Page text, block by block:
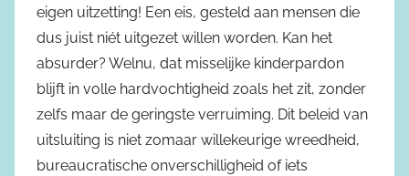
eigen uitzetting! Een eis, gesteld aan mensen die
dus juist niét uitgezet willen worden. Kan het
absurder? Welnu, dat misselijke kinderpardon
blijft in volle hardvochtigheid zoals het zit, zonder
zelfs maar de geringste verruiming. Dit beleid van
uitsluiting is niet zomaar willekeurige wreedheid,
bureaucratische onverschilligheid of iets